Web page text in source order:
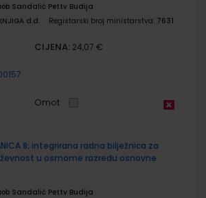
Sandalić Pettv Budija
d.d. Registarski broj ministarstva: 7631
CIJENA: 24,07 €
Omot
8; integrirana radna bilježnica za
u osmome razredu osnovne
Sandalić Pettv Budija